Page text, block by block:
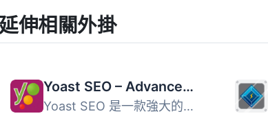
延伸相關外掛
Yoast SEO – Advanced SEO with real-time guidance and built-in AI
Yoast SEO 是一款強大的 WordPress 外掛，提供即時 SEO 指導...